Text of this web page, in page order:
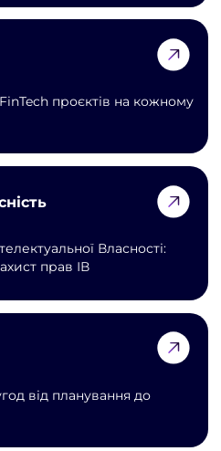
проєктів на кожному
Власності:
прав ІВ
від планування до